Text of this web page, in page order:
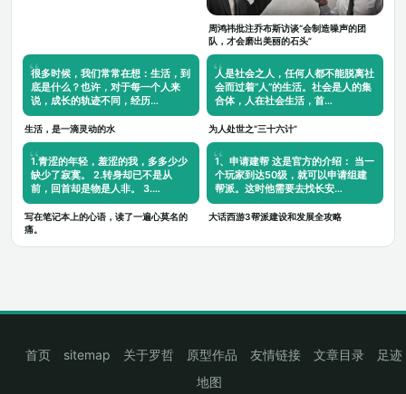
周鸿祎批注乔布斯访谈“会制造噪声的团
队，才会磨出美丽的石头”
很多时候，我们常常在想：生活，到
底是什么？也许，对于每一个人来
说，成长的轨迹不同，经历…
生活，是一滴灵动的水
人是社会之人，任何人都不能脱离社
会而过着“人”的生活。社会是人的集
合体，人在社会生活，首…
为人处世之“三十六计”
1.青涩的年轻，羞涩的我，多多少少
缺少了寂寞。 2.转身却已不是从
前，回首却是物是人非。 3.…
写在笔记本上的心语，读了一遍心莫名的
痛。
1、申请建帮 这是官方的介绍： 当一
个玩家到达50级，就可以申请组建
帮派。这时他需要去找长安…
大话西游3帮派建设和发展全攻略
首页 sitemap 关于罗哲 原型作品 友情链接 文章目录
足迹
地图